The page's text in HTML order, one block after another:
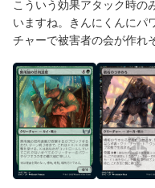
こういう効果アタック時の
いますね。きんにくんにパ
チャーで被害者の会が作れ